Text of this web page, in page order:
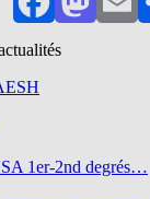
FacebookMastodon
1er-2nd degrés…